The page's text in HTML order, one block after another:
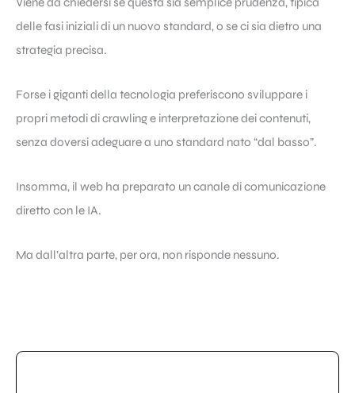
delle fasi iniziali di un nuovo standard, o se ci sia dietro una
strategia precisa.
Forse i giganti della tecnologia preferiscono sviluppare i
propri metodi di crawling e interpretazione dei contenuti,
senza doversi adeguare a uno standard nato “dal basso”.
Insomma, il web ha preparato un canale di comunicazione
diretto con le IA.
Ma dall’altra parte, per ora, non risponde nessuno.